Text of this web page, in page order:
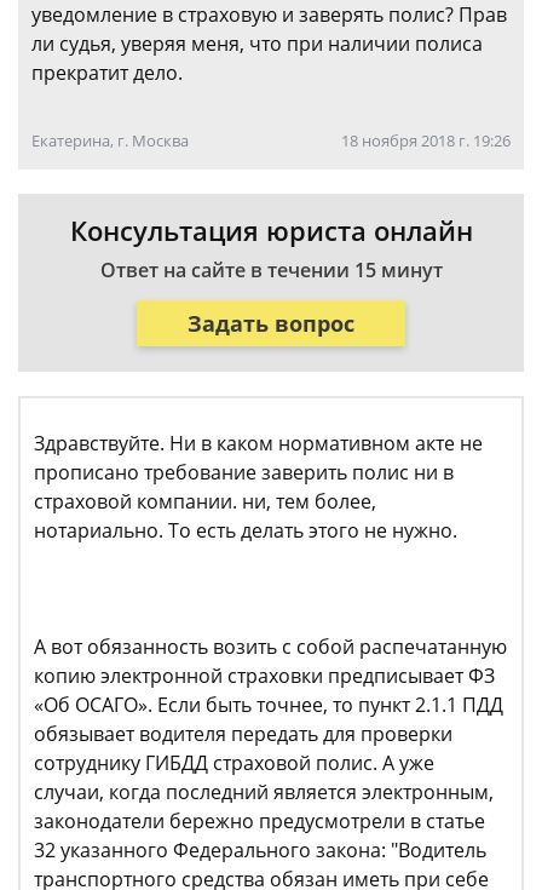
уведомление в страховую и заверять полис? Прав
ли судья, уверяя меня, что при наличии полиса
прекратит дело.
Екатерина, г. Москва 18 ноября 2018 г. 19:26
Консультация юриста онлайн
Ответ на сайте в течении 15 минут
Задать вопрос
Здравствуйте. Ни в каком нормативном акте не
прописано требование заверить полис ни в
страховой компании. ни, тем более,
нотариально. То есть делать этого не нужно.
А вот обязанность возить с собой распечатанную
копию электронной страховки предписывает ФЗ
«Об ОСАГО». Если быть точнее, то пункт 2.1.1 ПДД
обязывает водителя передать для проверки
сотруднику ГИБДД страховой полис. А уже
случаи, когда последний является электронным,
законодатели бережно предусмотрели в статье
32 указанного Федерального закона: "Водитель
транспортного средства обязан иметь при себе